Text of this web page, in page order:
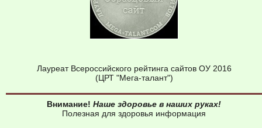
Лауреат Всероссийского рейтинга сайтов ОУ 2016
(ЦРТ "Мега-талант")
Внимание! Наше здоровье в наших руках!
Полезная для здоровья информация